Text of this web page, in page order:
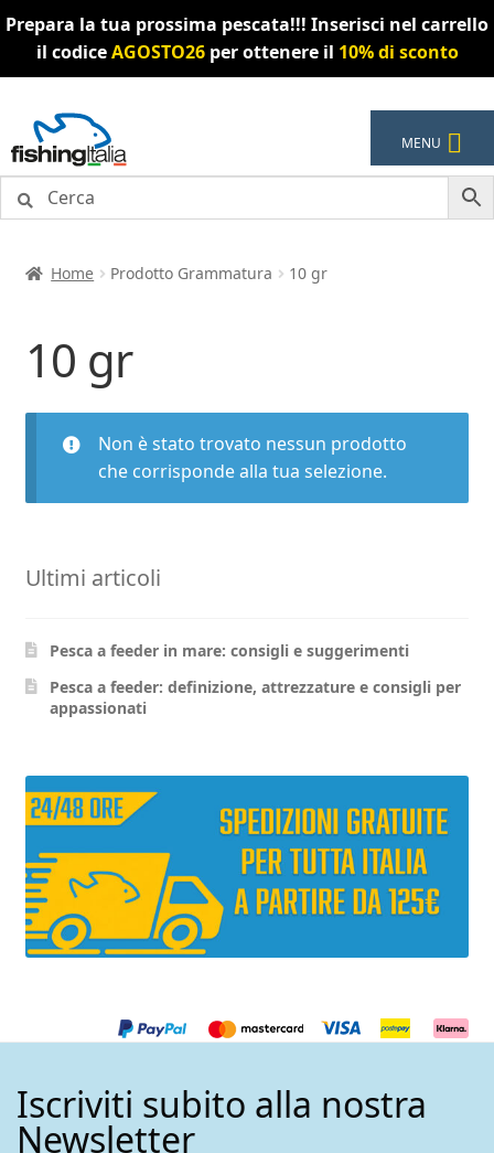
Prepara la tua prossima pescata!!! Inserisci nel carrello
il codiceAGOSTO26per ottenere il 10% di sconto
alla
navigazione
al
contenuto
MENU
Home Prodotto Grammatura 10 gr
10 gr
Non è stato trovato nessun prodotto
che corrisponde alla tua selezione.
Ultimi articoli
Pesca a feeder in mare: consigli e suggerimenti
Pesca a feeder: definizione, attrezzature e consigli per
appassionati
Iscriviti subito alla nostra
Newsletter